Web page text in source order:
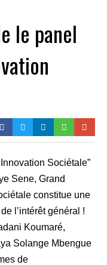
le panel
Sociétale”
Sene, Grand
constitue une
l’intérêt général !
Koumaré,
Solange Mbengue
de